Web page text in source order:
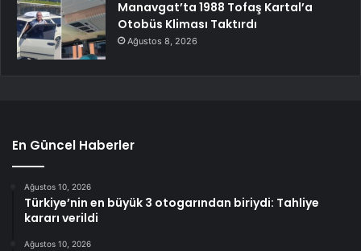
Manavgat’ta 1988 Tofaş Kartal’a
Otobüs Kliması Taktırdı
Ağustos 8, 2026
En Güncel Haberler
Ağustos 10, 2026
Türkiye’nin en büyük 3 otogarından biriydi: Tahliye
kararı verildi
Ağustos 10, 2026